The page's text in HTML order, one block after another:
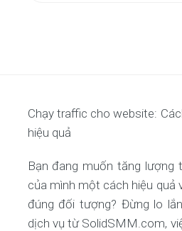
Chạy traffic cho website:
hiệu quả
Bạn đang muốn tăng lượng
của mình một cách hiệu quả
đúng đối tượng? Đừng lo
dịch vụ từ SolidSMM.com,